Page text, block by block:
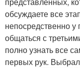
обсуждаете все
непосредственно
общаться с
полно узнать все
первых рук.